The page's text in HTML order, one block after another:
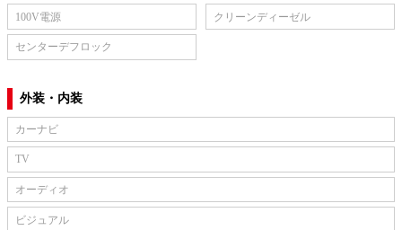
100V電源 クリーンディーゼル
センターデフロック
外装・内装
カーナビ
TV
オーディオ
ビジュアル